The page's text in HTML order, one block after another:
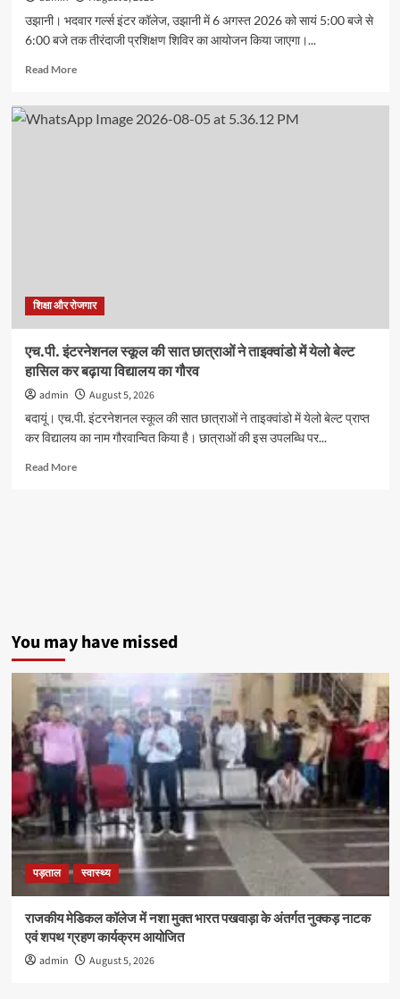
उझानी। भदवार गर्ल्स इंटर कॉलेज, उझानी में 6 अगस्त 2026 को सायं 5:00 बजे से
6:00 बजे तक तीरंदाजी प्रशिक्षण शिविर का आयोजन किया जाएगा।...
Read MoreRead
भदवार
शिक्षा और रोजगार
एच.पी. इंटरनेशनल स्कूल की सात छात्राओं ने ताइक्वांडो में येलो बेल्ट
हासिल कर बढ़ाया विद्यालय का गौरव
admin
August 5, 2026
बदायूं। एच.पी. इंटरनेशनल स्कूल की सात छात्राओं ने ताइक्वांडो में येलो बेल्ट प्राप्त
कर विद्यालय का नाम गौरवान्वित किया है। छात्राओं की इस उपलब्धि पर...
Read MoreRead
ताइक्वांडो
में
बेल्ट
हासिल
कर
बढ़ाया
विद्यालय
का
गौरव
You may have missed
पड़ताल स्वास्थ्य
राजकीय मेडिकल कॉलेज में नशा मुक्त भारत पखवाड़ा के अंतर्गत नुक्कड़ नाटक
एवं शपथ ग्रहण कार्यक्रम आयोजित
admin August 5, 2026